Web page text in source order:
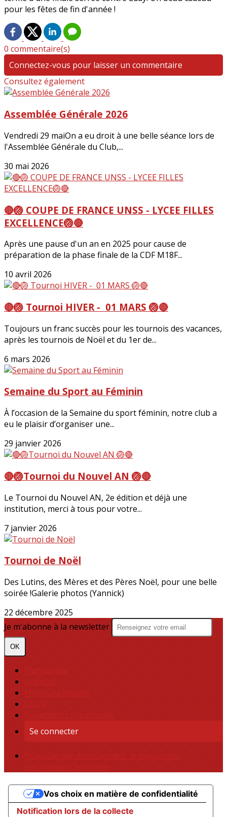
pour les fêtes de fin d'année !
0 commentaire(s)
Connectez-vous pour laisser un commentaire
Consultez également
Assemblée Générale 2026
Vendredi 29 maiOn a eu droit à une belle séance lors de
l'Assemblée Générale du Club,...
30 mai 2026
🔴🏐 COUPE DE FRANCE UNSS - LYCEE FILLES
EXCELLENCE🏐🔴
Après une pause d'un an en 2025 pour cause de
préparation de la phase finale de la CDF M18F...
10 avril 2026
🔴🏐 Tournoi HIVER - 01 MARS 🏐🔴
Toujours un franc succès pour les tournois des vacances,
après les tournois de Noël et du 1er de...
6 mars 2026
Semaine du Sport au Féminin
À l’occasion de la Semaine du sport féminin, notre club a
eu le plaisir d’organiser une...
29 janvier 2026
🔴🏐Tournoi du Nouvel AN 🏐🔴
Le Tournoi du Nouvel AN, 2e édition et déjà une
institution, merci à tous pour votre...
7 janvier 2026
Tournoi de Noël
Des Lutins, des Mères et des Pères Noël, pour une belle
soirée !Galerie photos (Yannick)
22 décembre 2025
Je m'abonne à la newsletter
OK
Plan du site
Mentions légales
CGUV
Paramétrer vos cookies
Se connecter
Propulsé par AssoConnect, le logiciel des
associations Sportives
Notification lors de la collecte
Vos choix en matière de confidentialité